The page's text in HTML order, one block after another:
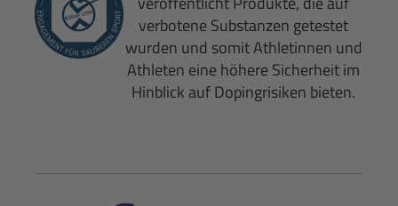
verbotene Substanzen getestet
wurden und somit Athletinnen und
Athleten eine höhere Sicherheit im
Hinblick auf Dopingrisiken bieten.